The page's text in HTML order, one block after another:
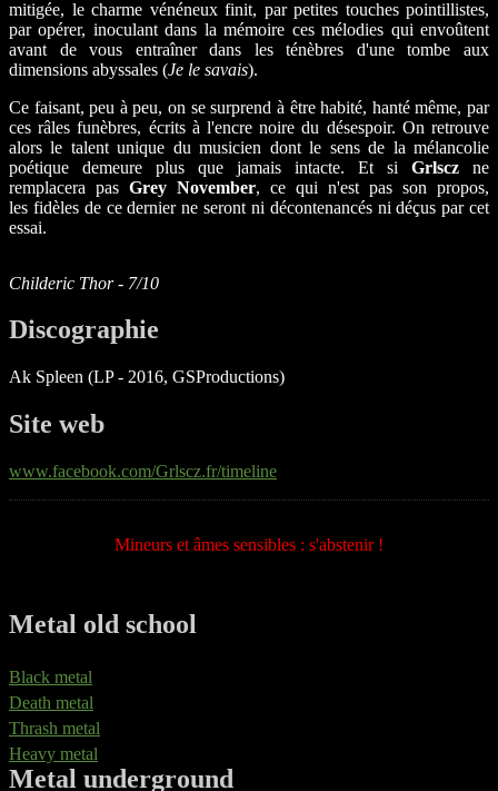
mitigée, le charme vénéneux finit, par petites touches pointillistes,
par opérer, inoculant dans la mémoire ces mélodies qui envoûtent
avant de vous entraîner dans les ténèbres d'une tombe aux
dimensions abyssales (Je le savais).
Ce faisant, peu à peu, on se surprend à être habité, hanté même, par
ces râles funèbres, écrits à l'encre noire du désespoir. On retrouve
alors le talent unique du musicien dont le sens de la mélancolie
poétique demeure plus que jamais intacte. Et si Grlscz ne
remplacera pas Grey November, ce qui n'est pas son propos,
les fidèles de ce dernier ne seront ni décontenancés ni déçus par cet
essai.
Childeric Thor - 7/10
Discographie
Ak Spleen (LP - 2016, GSProductions)
Site web
www.facebook.com/Grlscz.fr/timeline
Mineurs et âmes sensibles : s'abstenir !
Metal old school
Black metal
Death metal
Thrash metal
Heavy metal
Metal underground